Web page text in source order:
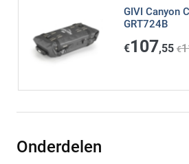
GIVI Canyon
GRT724B
€107,55 €
Onderdelen